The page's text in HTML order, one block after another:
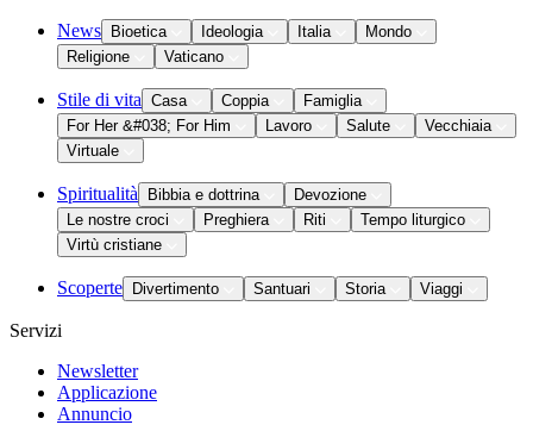
News Bioetica Ideologia Italia
Mondo
Religione
Vaticano
Stile di vita Casa Coppia
Famiglia
For Her &#038; For Him
Lavoro Salute
Vecchiaia
Virtuale
Spiritualità Bibbia e dottrina
Devozione
Le nostre croci
Preghiera Riti
Tempo liturgico
Virtù cristiane
Scoperte Divertimento Santuari Storia Viaggi
Servizi
Newsletter
Applicazione
Annuncio